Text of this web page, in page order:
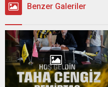
Benzer Galeriler